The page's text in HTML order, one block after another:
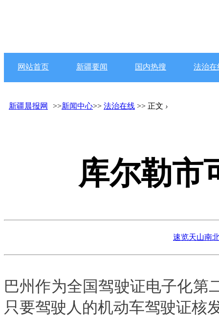
网站首页 新疆要闻 国内热搜 法治在
新疆晨报网 >>新闻中心>> 法治在线 >> 正文 ›
库尔勒市
速览天山南
巴州作为全国驾驶证电子化第
只要驾驶人的机动车驾驶证核